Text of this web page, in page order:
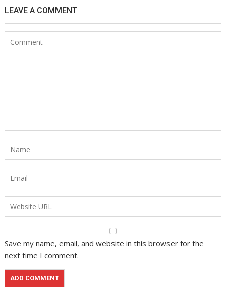
LEAVE A COMMENT
Save my name, email, and website in this browser for the
next time I comment.